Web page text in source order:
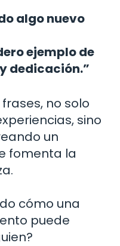
algo nuevo
ejemplo de
dedicación.”
no solo
sino
un
fomenta la
cómo una
puede